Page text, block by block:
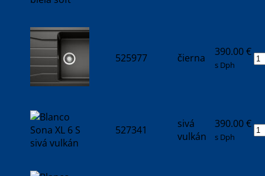
525977 čierna 390.00€
s Dph
527341
sivá
vulkán
390.00€
s Dph